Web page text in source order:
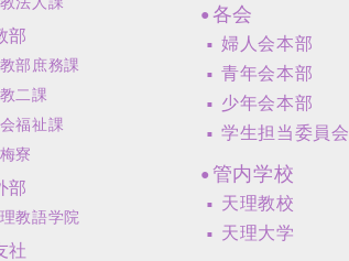
部
部庶務課
二課
福祉課
寮
部
教語学院
社
各会
婦人会本部
青年会本部
少年会本部
学生担当委員会
管内学校
天理教校
天理大学